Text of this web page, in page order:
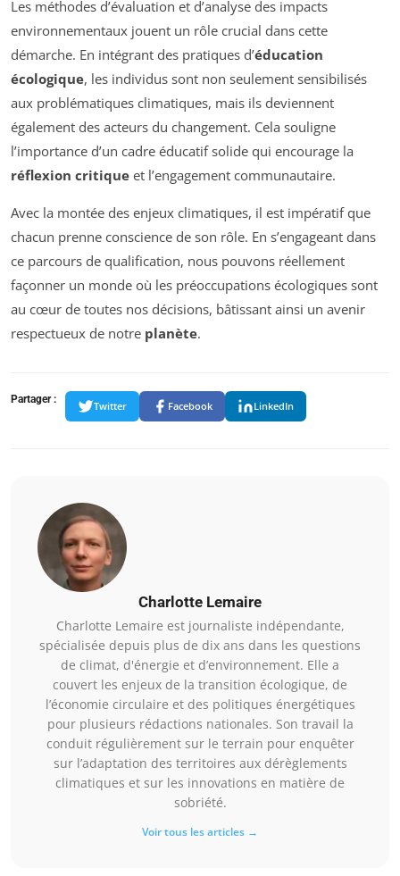
Les méthodes d’évaluation et d’analyse des impacts
environnementaux jouent un rôle crucial dans cette
démarche. En intégrant des pratiques d’éducation
écologique, les individus sont non seulement sensibilisés
aux problématiques climatiques, mais ils deviennent
également des acteurs du changement. Cela souligne
l’importance d’un cadre éducatif solide qui encourage la
réflexion critique et l’engagement communautaire.
Avec la montée des enjeux climatiques, il est impératif que
chacun prenne conscience de son rôle. En s’engageant dans
ce parcours de qualification, nous pouvons réellement
façonner un monde où les préoccupations écologiques sont
au cœur de toutes nos décisions, bâtissant ainsi un avenir
respectueux de notre planète.
Partager :
Twitter Facebook LinkedIn
Charlotte Lemaire
Charlotte Lemaire est journaliste indépendante,
spécialisée depuis plus de dix ans dans les questions
de climat, d'énergie et d’environnement. Elle a
couvert les enjeux de la transition écologique, de
l’économie circulaire et des politiques énergétiques
pour plusieurs rédactions nationales. Son travail la
conduit régulièrement sur le terrain pour enquêter
sur l’adaptation des territoires aux dérèglements
climatiques et sur les innovations en matière de
sobriété.
Voir tous les articles →